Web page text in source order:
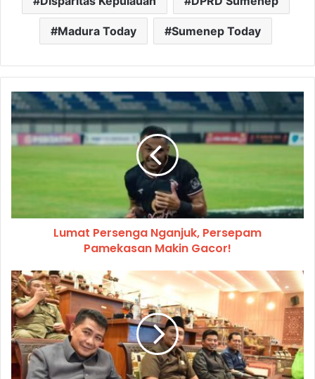
Madura Today Sumenep Today
Lumat Persenga Nganjuk, Persepam
Pamekasan Makin Gacor!